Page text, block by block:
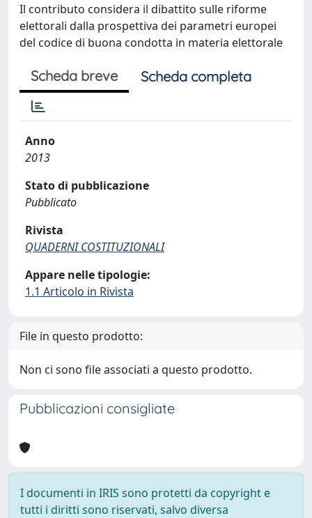
Il contributo considera il dibattito sulle riforme
elettorali dalla prospettiva dei parametri europei
del codice di buona condotta in materia elettorale
Scheda breve Scheda completa
Anno
2013
Stato di pubblicazione
Pubblicato
Rivista
QUADERNI COSTITUZIONALI
Appare nelle tipologie:
1.1 Articolo in Rivista
File in questo prodotto:
Non ci sono file associati a questo prodotto.
Pubblicazioni consigliate
I documenti in IRIS sono protetti da copyright e
tutti i diritti sono riservati, salvo diversa